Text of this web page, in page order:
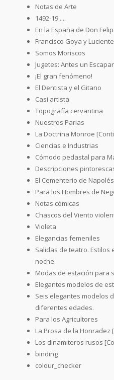
Notas de Arte
1492-19.....
En la España de Don
Francisco Goya y
Somos Moriscos
Jugetes: Antes un
¡El gran fenómeno!
El Dentista y el Gitano
Casi artista
Topografía cervantina
Nuestros Parias
La Doctrina Monroe
Ciencias e Industrias
Cómodo pedastal para
Descripciones
El Cementerio de Napolés
Para los Hombres de
Notas cómicas
Chascos del Viento
Violeta
Elegancias femeniles
Salidas de teatro.
noche.
Modas de estación para
Elegantes modelos de
Seis elegantes modelos
diferentes edades.
Para los Agricultores
La Prosa de la Honradez
Los dinamiteros rusos
binding
colour_checker